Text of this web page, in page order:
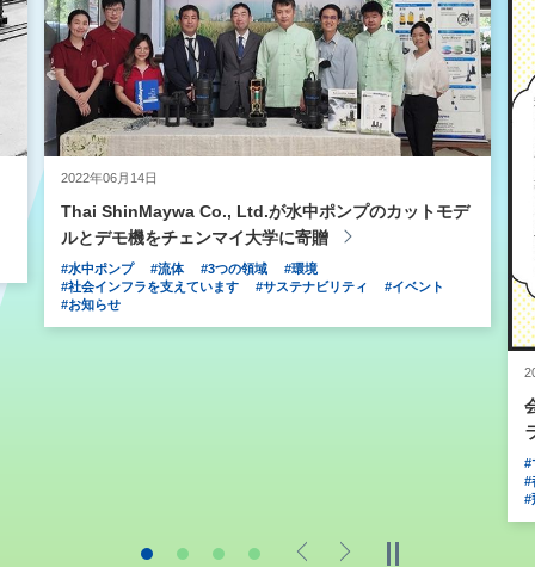
2022年06月14日
Thai ShinMaywa Co., Ltd.が水中ポンプのカットモデ
ルとデモ機をチェンマイ大学に寄贈
#水中ポンプ #流体 #3つの領域
#環境
#社会インフラを支えています
#サステナビリティ
#イベント
#お知らせ
#
#
#
Previous